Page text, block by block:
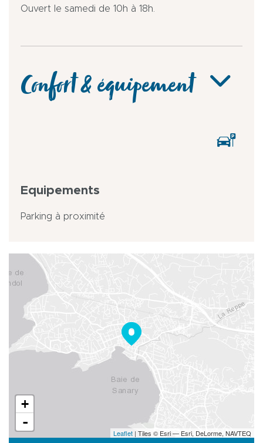
Ouvert le samedi de 10h à 18h.
Confort & équipement
Equipements
Parking à proximité
+
-
Leaflet | Tiles © Esri — Esri, DeLorme, NAVTEQ